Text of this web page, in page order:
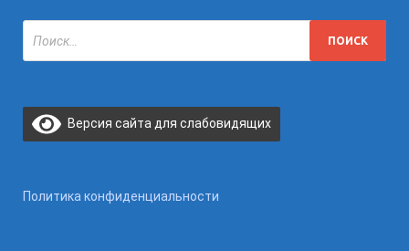
Версия сайта для слабовидящих
Политика конфиденциальности